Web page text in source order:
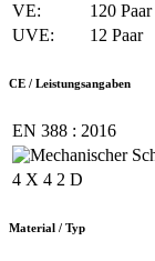
VE:
120 Paar
UVE:
12 Paar
CE / Leistungsangaben
EN 388 : 2016
4 X 4 2 D
Material / Typ